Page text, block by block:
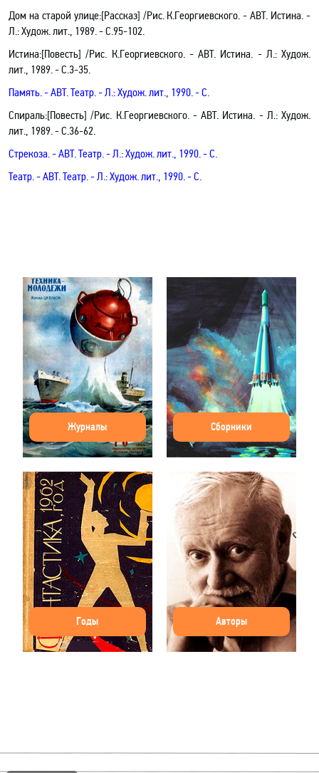
Дом на старой улице:[Рассказ] /Рис. К.Георгиевского. - АВТ. Истина.-
Л.: Худож. лит., 1989. -С.95-102.
Истина:[Повесть] /Рис. К.Георгиевского. - АВТ. Истина. - Л.: Худож.
лит., 1989. -С.3-35.
Память.- АВТ.Театр. - Л.: Худож. лит., 1990. - С.
Спираль:[Повесть] /Рис. К.Георгиевского. - АВТ. Истина. - Л.: Худож.
лит., 1989. -С.36-62.
Стрекоза.- АВТ.Театр. - Л.: Худож. лит., 1990. - С.
Театр.- АВТ.Театр. - Л.: Худож. лит., 1990. - С.
Журналы Сборники
Годы Авторы